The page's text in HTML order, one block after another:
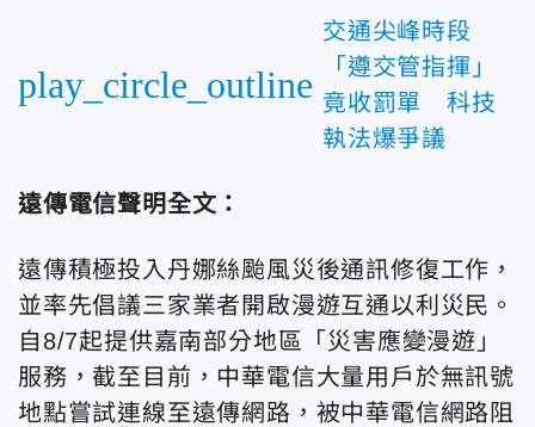
play_circle_outline
交通尖峰時段
「遵交管指揮」
竟收罰單 科技
執法爆爭議
遠傳電信聲明全文：
遠傳積極投入丹娜絲颱風災後通訊修復工作，
並率先倡議三家業者開啟漫遊互通以利災民。
自8/7起提供嘉南部分地區「災害應變漫遊」
服務，截至目前，中華電信大量用戶於無訊號
地點嘗試連線至遠傳網路，被中華電信網路阻